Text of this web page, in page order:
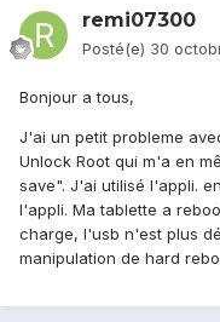
remi07300
Posté(e) 30
Bonjour a tous,
J'ai un petit probleme
Unlock Root qui m'a en
save". J'ai utilisé l'appli.
l'appli. Ma tablette a
charge, l'usb n'est plus
manipulation de hard